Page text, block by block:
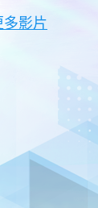
影片